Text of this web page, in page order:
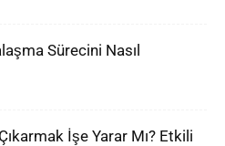
Sürecini Nasıl
İşe Yarar Mı? Etkili